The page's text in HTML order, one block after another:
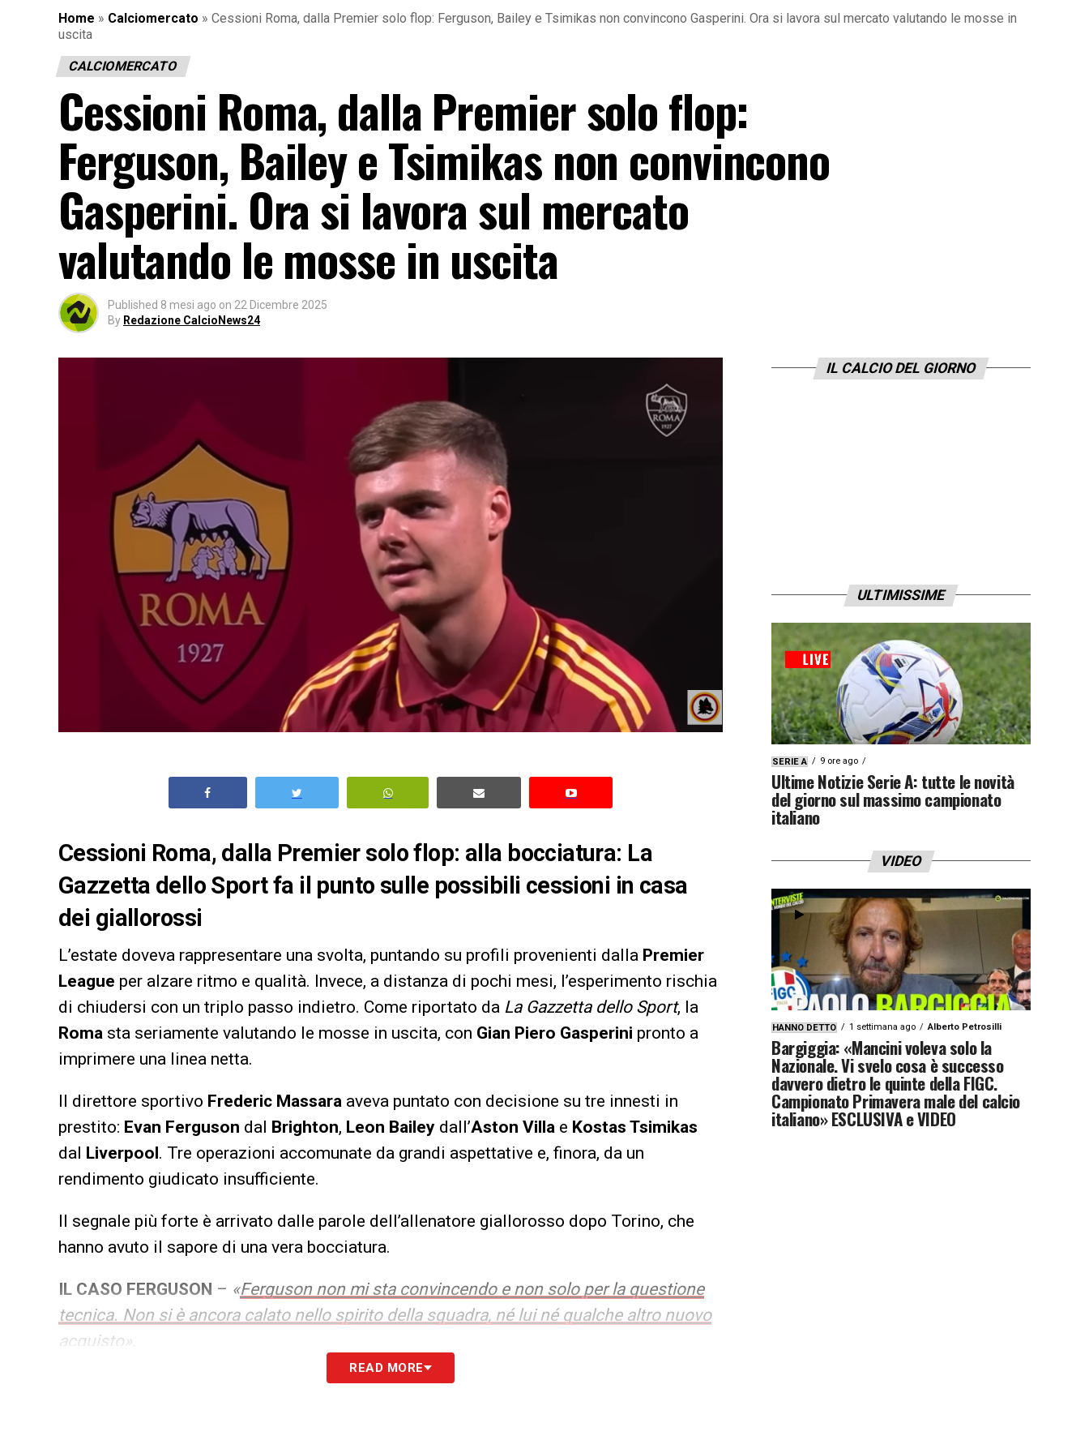
Home » Calciomercato » Cessioni Roma, dalla Premier solo flop: Ferguson, Bailey e Tsimikas non convincono Gasperini. Ora si lavora sul mercato valutando le mosse in
uscita
CALCIOMERCATO
Cessioni Roma, dalla Premier solo flop:
Ferguson, Bailey e Tsimikas non convincono
Gasperini. Ora si lavora sul mercato
valutando le mosse in uscita
Published 8 mesi ago on 22 Dicembre 2025
By Redazione CalcioNews24
Cessioni Roma, dalla Premier solo flop: alla bocciatura: La
Gazzetta dello Sport fa il punto sulle possibili cessioni in casa
dei giallorossi
L’estate doveva rappresentare una svolta, puntando su profili provenienti dalla Premier
League per alzare ritmo e qualità. Invece, a distanza di pochi mesi, l’esperimento rischia
di chiudersi con un triplo passo indietro. Come riportato da La Gazzetta dello Sport, la
Roma sta seriamente valutando le mosse in uscita, con Gian Piero Gasperini pronto a
imprimere una linea netta.
Il direttore sportivo Frederic Massara aveva puntato con decisione su tre innesti in
prestito: Evan Ferguson dal Brighton, Leon Bailey dall’Aston Villa e Kostas Tsimikas
dal Liverpool. Tre operazioni accomunate da grandi aspettative e, finora, da un
rendimento giudicato insufficiente.
Il segnale più forte è arrivato dalle parole dell’allenatore giallorosso dopo Torino, che
hanno avuto il sapore di una vera bocciatura.
IL CASO FERGUSON – «Ferguson non mi sta convincendo e non solo per la questione
tecnica. Non si è ancora calato nello spirito della squadra, né lui né qualche altro nuovo
acquisto».
Un giudizio che pesa come una pietra tombale sul rapporto tra il tecnico e l’attaccante
READ MORE
IL CALCIO DEL GIORNO
ULTIMISSIME
SERIE A 9 ore ago
Ultime Notizie Serie A: tutte le novità
del giorno sul massimo campionato
italiano
VIDEO
HANNO DETTO 1 settimana ago Alberto Petrosilli
Bargiggia: «Mancini voleva solo la
Nazionale. Vi svelo cosa è successo
davvero dietro le quinte della FIGC.
Campionato Primavera male del calcio
italiano» ESCLUSIVA e VIDEO